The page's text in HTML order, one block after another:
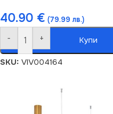
40.90 € (79.99 лв.)
- + Купи
SKU: VIV004164